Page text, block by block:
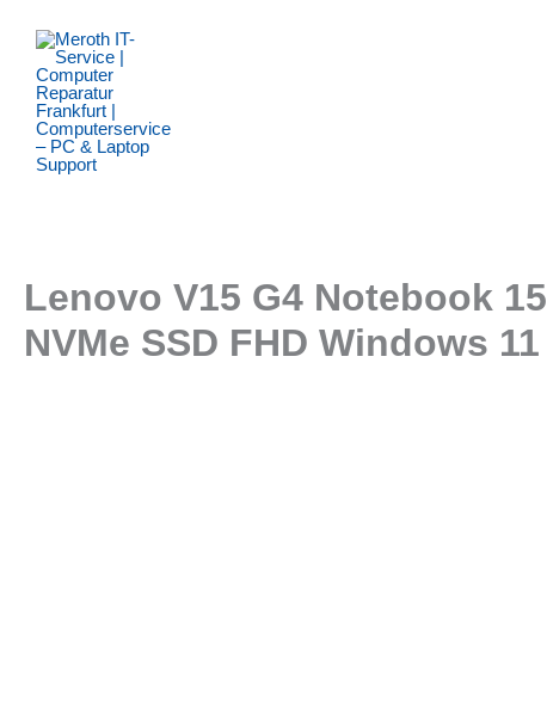
Inhalt
springen
Lenovo V15 G4 Notebook
NVMe SSD FHD Windows